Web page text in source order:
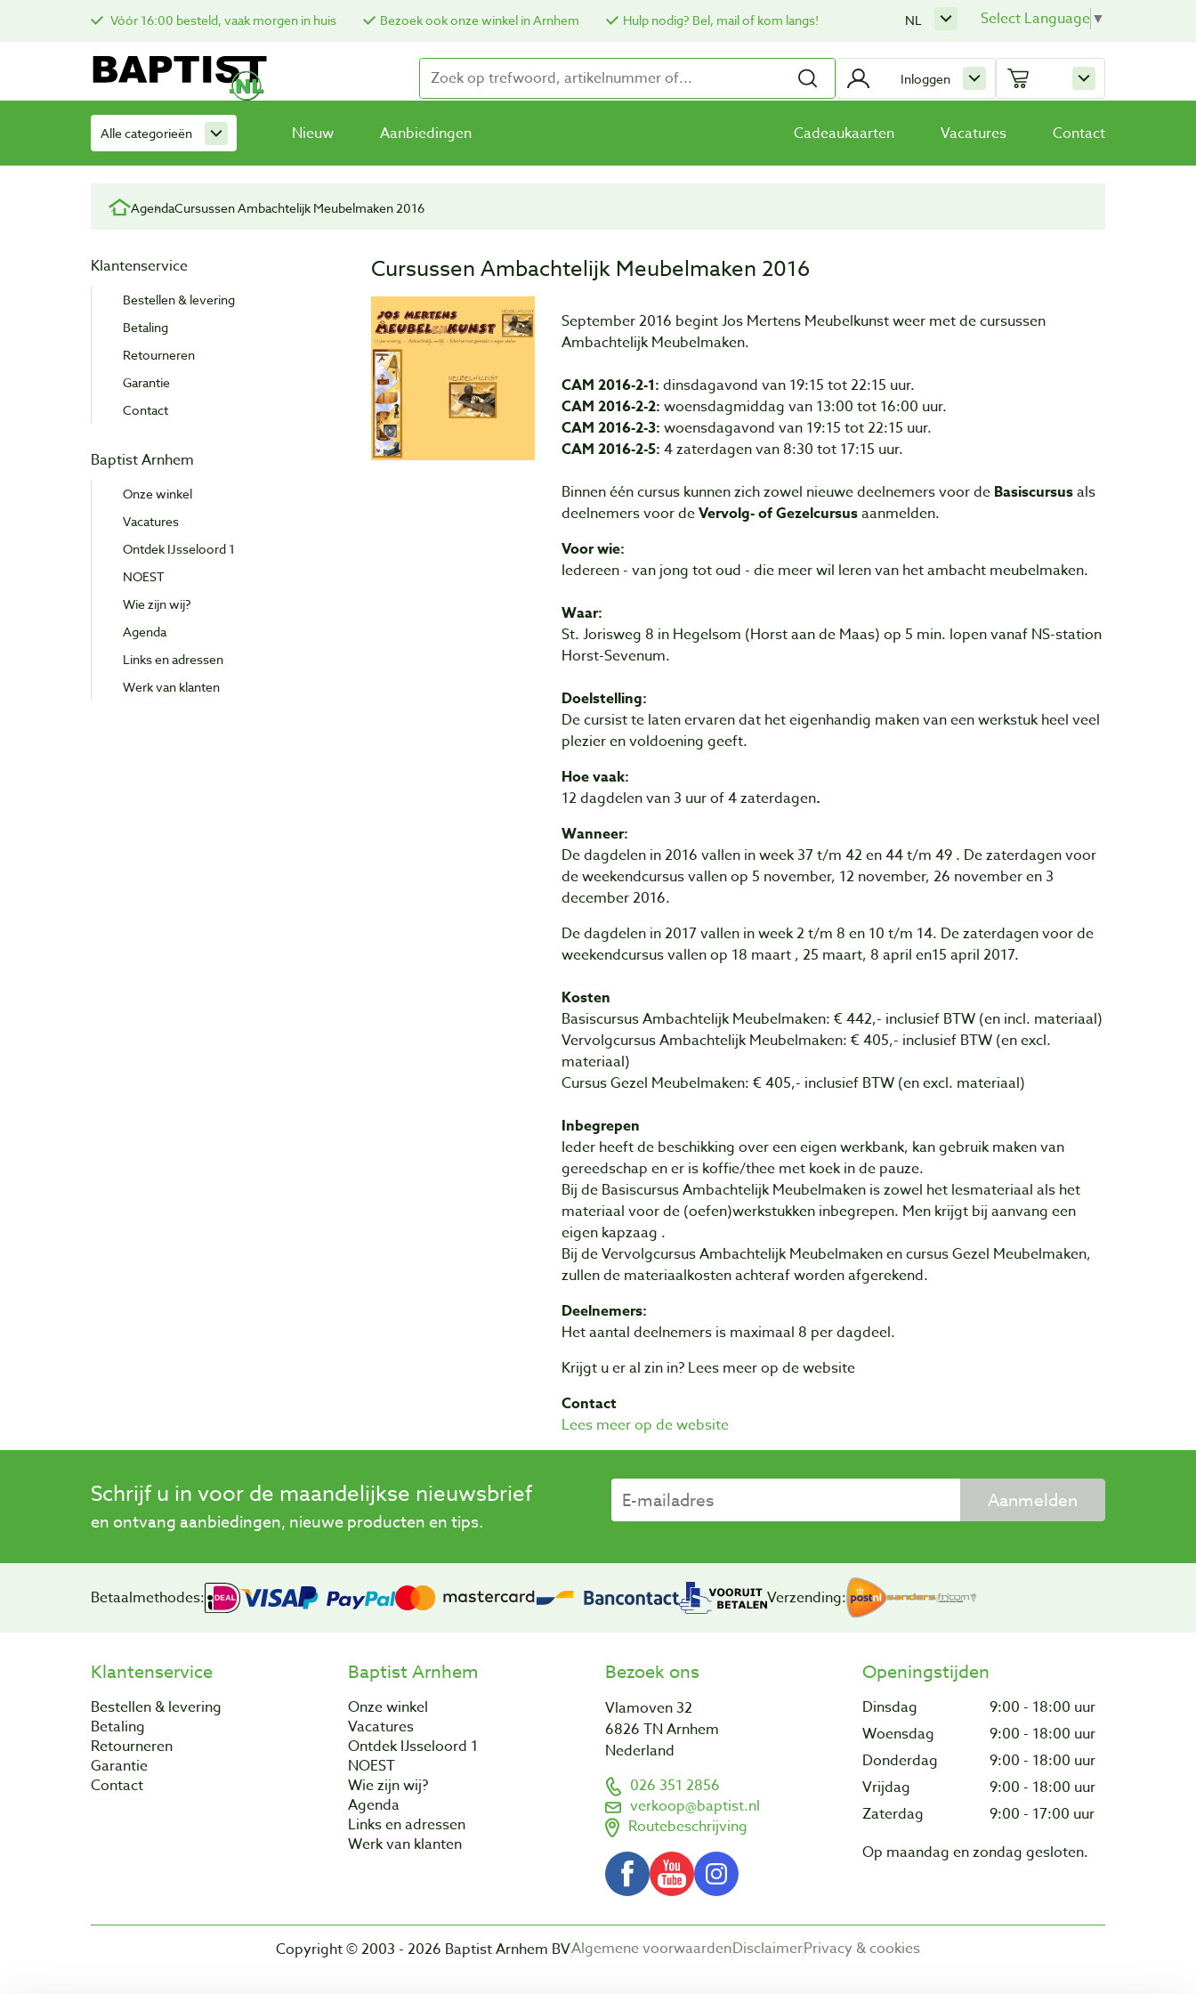
Vóór 16:00 besteld, vaak morgen in huis Bezoek ook onze winkel in Arnhem Hulp nodig? Bel, mail of kom langs! Select Language▼
NL
Inloggen
Alle categorieën Nieuw Aanbiedingen Cadeaukaarten Vacatures Contact
AgendaCursussen Ambachtelijk Meubelmaken 2016
Klantenservice
Bestellen & levering
Betaling
Retourneren
Garantie
Contact
Baptist Arnhem
Onze winkel
Vacatures
Ontdek IJsseloord 1
NOEST
Wie zijn wij?
Agenda
Links en adressen
Werk van klanten
Cursussen Ambachtelijk Meubelmaken 2016
September 2016 begint Jos Mertens Meubelkunst weer met de cursussen
Ambachtelijk Meubelmaken.
CAM 2016-2-1: dinsdagavond van 19:15 tot 22:15 uur.
CAM 2016-2-2: woensdagmiddag van 13:00 tot 16:00 uur.
CAM 2016-2-3: woensdagavond van 19:15 tot 22:15 uur.
CAM 2016-2-5: 4 zaterdagen van 8:30 tot 17:15 uur.
Binnen één cursus kunnen zich zowel nieuwe deelnemers voor de Basiscursusals
deelnemers voor deVervolg- of Gezelcursusaanmelden.
Voor wie:
Iedereen - van jong tot oud - die meer wil leren van het ambacht meubelmaken.
Waar:
St. Jorisweg 8 in Hegelsom (Horst aan de Maas) op 5 min. lopen vanaf NS-station
Horst-Sevenum.
Doelstelling:
De cursist te laten ervaren dat het eigenhandig maken van een werkstuk heel veel
plezier en voldoening geeft.
Hoe vaak:
12 dagdelen van 3 uur of 4 zaterdagen.
Wanneer:
De dagdelen in 2016 vallen in week 37 t/m 42 en 44 t/m 49 . De zaterdagen voor
de weekendcursus vallen op 5 november, 12 november, 26 november en 3
december 2016.
De dagdelen in 2017 vallen in week 2 t/m 8 en 10 t/m 14. De zaterdagen voor de
weekendcursus vallen op 18 maart , 25 maart, 8 april en15 april 2017.
Kosten
Basiscursus Ambachtelijk Meubelmaken: € 442,- inclusief BTW (en incl. materiaal)
Vervolgcursus Ambachtelijk Meubelmaken: € 405,- inclusief BTW (en excl.
materiaal)
Cursus Gezel Meubelmaken: € 405,- inclusief BTW (en excl. materiaal)
Inbegrepen
Ieder heeft de beschikking over een eigen werkbank, kan gebruik maken van
gereedschap en er is koffie/thee met koek in de pauze.
Bij de Basiscursus Ambachtelijk Meubelmaken is zowel het lesmateriaal als het
materiaal voor de (oefen)werkstukken inbegrepen. Men krijgt bij aanvang een
eigen kapzaag .
Bij de Vervolgcursus Ambachtelijk Meubelmaken en cursus Gezel Meubelmaken,
zullen de materiaalkosten achteraf worden afgerekend.
Deelnemers:
Het aantal deelnemers is maximaal 8 per dagdeel.
Krijgt u er al zin in? Lees meer op de website
Contact
Lees meer op de website
Schrijf u in voor de maandelijkse nieuwsbrief
en ontvang aanbiedingen, nieuwe producten en tips.
Aanmelden
Betaalmethodes: Verzending:
Klantenservice
Bestellen & levering
Betaling
Retourneren
Garantie
Contact
Baptist Arnhem
Onze winkel
Vacatures
Ontdek IJsseloord 1
NOEST
Wie zijn wij?
Agenda
Links en adressen
Werk van klanten
Bezoek ons
Vlamoven 32
6826 TN Arnhem
Nederland
026 351 2856
verkoop@baptist.nl
Routebeschrijving
Openingstijden
Dinsdag
9:00 - 18:00 uur
Woensdag
9:00 - 18:00 uur
Donderdag
9:00 - 18:00 uur
Vrijdag
9:00 - 18:00 uur
Zaterdag
9:00 - 17:00 uur
Op maandag en zondag gesloten.
Algemene voorwaardenDisclaimerPrivacy & cookies
Copyright © 2003 - 2026 Baptist Arnhem BV